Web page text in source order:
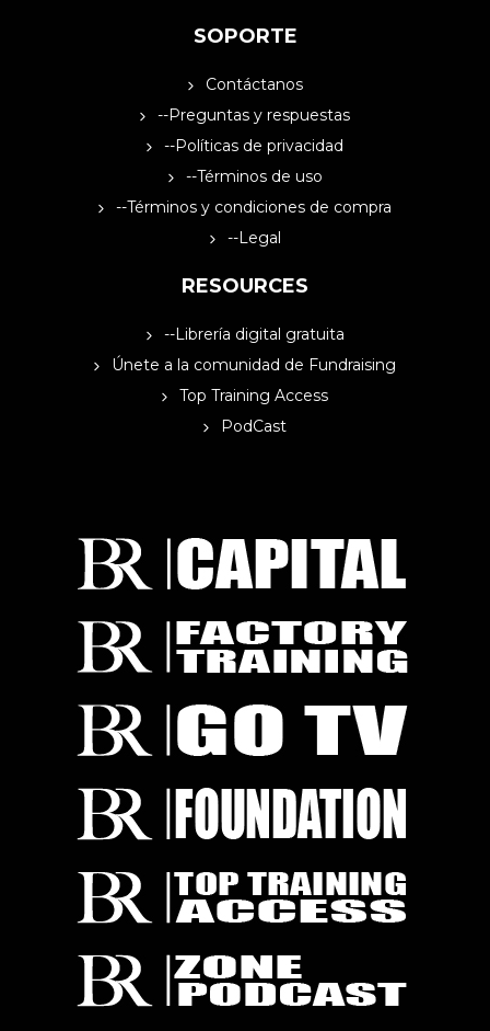
SOPORTE
Contáctanos
--Preguntas y respuestas
--Políticas de privacidad
--Términos de uso
--Términos y condiciones de compra
--Legal
RESOURCES
--Librería digital gratuita
Únete a la comunidad de Fundraising
Top Training Access
PodCast